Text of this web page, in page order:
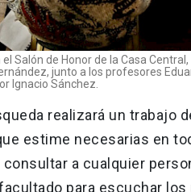
Salón de Honor de la Casa
junto a los profesores
Ignacio Sánchez.
realizará un trabajo
estime necesarias en
a cualquier
para escuchar